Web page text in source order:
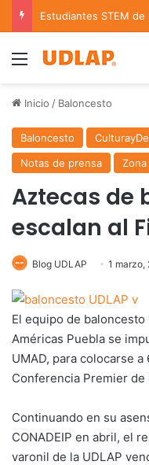
Menu
Inicio / Baloncesto
Baloncesto
Notas de prensa
Aztecas de
escalan al
Blog UDLAP 1 marzo,
El equipo de
Américas Puebla se
UMAD, para colocarse
Conferencia Premier de
Continuando en su
CONADEIP en abril, el
varonil de la UDLAP